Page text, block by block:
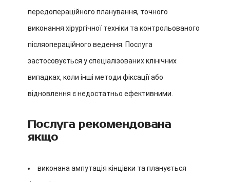
передопераційного планування, точного
виконання хірургічної техніки та контрольованого
післяопераційного ведення. Послуга
застосовується у спеціалізованих клінічних
випадках, коли інші методи фіксації або
відновлення є недостатньо ефективними.
Послуга рекомендована
якщо
виконана ампутація кінцівки та планується